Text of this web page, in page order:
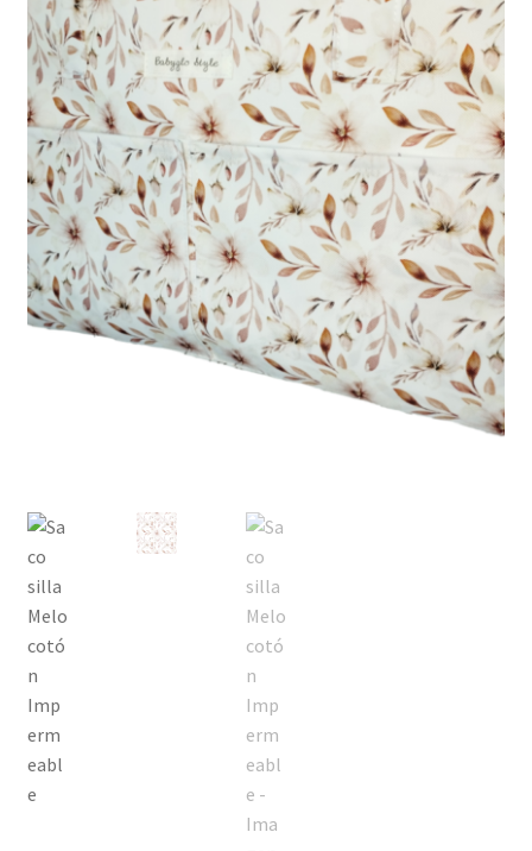
Contacto
Mi cuenta
Proceso de pago
Aviso legal
Condiciones de envío
Política de privacidad